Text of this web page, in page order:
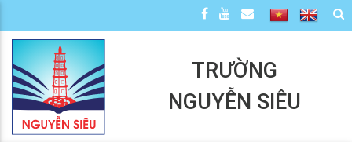
TRƯỜNG
NGUYỄN SIÊU